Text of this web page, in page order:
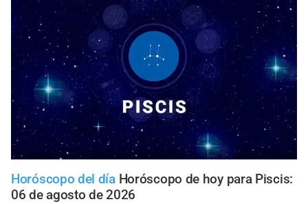
Horóscopo del día Horóscopo de hoy para Piscis:
06 de agosto de 2026